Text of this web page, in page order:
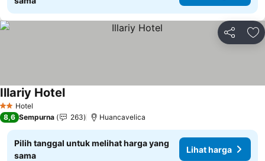
Bagikan
2 Bintang
Hotel
Illariy HotelLihat harga
8,6 Sempurna 263 Huancavelica
Pilih tanggal untuk melihat harga yang
sama
Lihat harga